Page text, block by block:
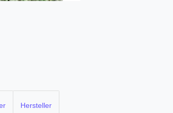
Hersteller